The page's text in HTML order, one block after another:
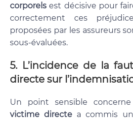
corporels est décisive pour
correctement ces
proposées par les assureurs
sous-évaluées.
5. L’incidence de la
directe sur
Un point sensible
victime directe a commis